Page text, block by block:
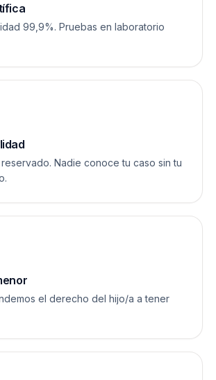
99,9%. Pruebas en laboratorio
Nadie conoce tu caso sin tu
el derecho del hijo/a a tener